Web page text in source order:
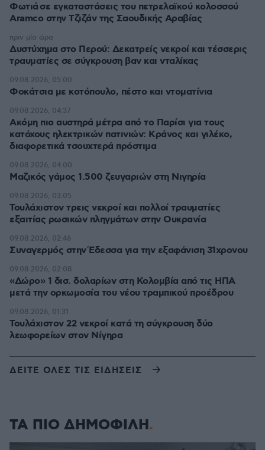
Φωτιά σε εγκαταστάσεις του πετρελαϊκού κολοσσού
Aramco στην Τζιζάν της Σαουδικής Αραβίας
Δυστύχημα στο Περού: Δεκατρείς νεκροί και τέσσερις
τραυματίες σε σύγκρουση βαν και νταλίκας
πριν μία ώρα
Φοκάτσια με κοτόπουλο, πέστο και ντοματίνια
09.08.2026, 05:00
Ακόμη πιο αυστηρά μέτρα από το Παρίσι για τους
κατόχους ηλεκτρικών πατινιών: Κράνος και γιλέκο,
διαφορετικά τσουχτερά πρόστιμα
09.08.2026, 04:37
Μαζικός γάμος 1.500 ζευγαριών στη Νιγηρία
09.08.2026, 04:00
Τουλάχιστον τρεις νεκροί και πολλοί τραυματίες
εξαιτίας ρωσικών πληγμάτων στην Ουκρανία
09.08.2026, 03:05
Συναγερμός στην Έδεσσα για την εξαφάνιση 31χρονου
09.08.2026, 02:46
«Δώρο» 1 δισ. δολαρίων στη Κολομβία από τις ΗΠΑ
μετά την ορκωμοσία του νέου τραμπικού προέδρου
09.08.2026, 02:08
Τουλάχιστον 22 νεκροί κατά τη σύγκρουση δύο
λεωφορείων στον Νίγηρα
09.08.2026, 01:31
ΔΕΙΤΕ ΟΛΕΣ ΤΙΣ ΕΙΔΗΣΕΙΣ
ΤΑ ΠΙΟ ΔΗΜΟΦΙΛΗ